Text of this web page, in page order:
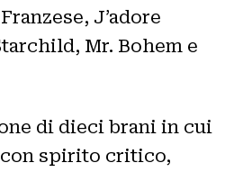
J’adore
Mr. Bohem e
di dieci brani in cui
con spirito critico,